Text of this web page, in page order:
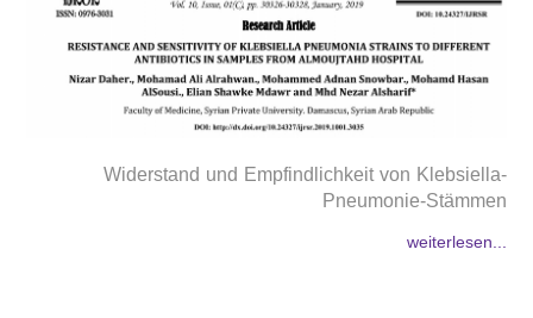
Widerstand und Empfindlichkeit von Klebsiella-
Pneumonie-Stämmen
weiterlesen...